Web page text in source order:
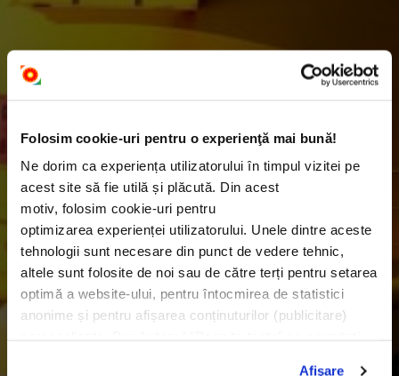
Folosim cookie-uri pentru o experienţă mai bună!
Ne dorim ca experiența utilizatorului în timpul vizitei pe
acest site să fie utilă și plăcută. Din acest
motiv, folosim cookie-uri pentru
optimizarea experienței utilizatorului. Unele dintre aceste
tehnologii sunt necesare din punct de vedere tehnic,
altele sunt folosite de noi sau de către terți pentru setarea
optimă a website-ului, pentru întocmirea de statistici
anonime și pentru afișarea conținuturilor (publicitare)
Afişare